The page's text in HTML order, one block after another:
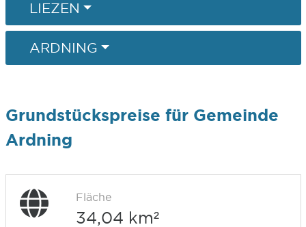
LIEZEN
ARDNING
Grundstückspreise für Gemeinde
Ardning
Fläche
34,04 km²